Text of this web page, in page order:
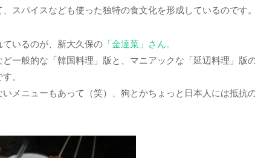
スパイスなども使った独特の食文化を形成しているのです。
いるのが、新大久保の 「金達菜」さん。
一般的な「韓国料理」版と、マニアックな「延辺料理」版
。
メニューもあって（笑）、狗とかちょっと日本人には抵抗